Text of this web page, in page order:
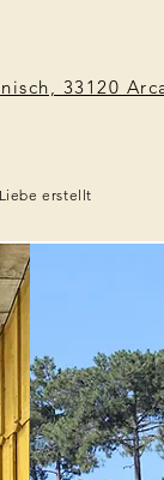
33120
erstellt